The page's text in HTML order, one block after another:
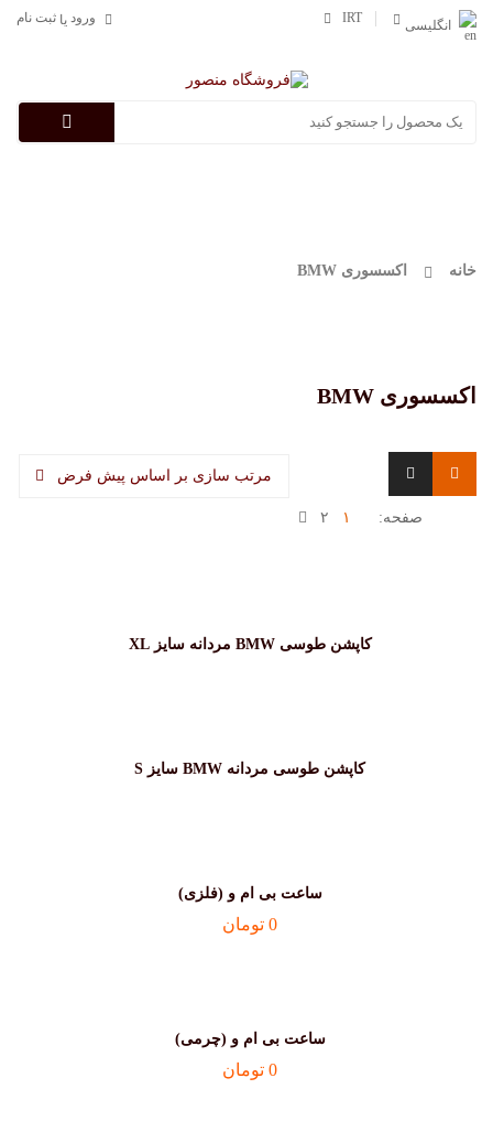
انگلیسی
IRT ورود یا ثبت نام
خانه اکسسوری BMW
اکسسوری BMW
مرتب سازی بر اساس پیش فرض
صفحه: ۱ ۲
کاپشن طوسی BMW مردانه سایز XL
کاپشن طوسی مردانه BMW سایز S
ساعت بی ام و (فلزی)
0 تومان
ساعت بی ام و (چرمی)
0 تومان